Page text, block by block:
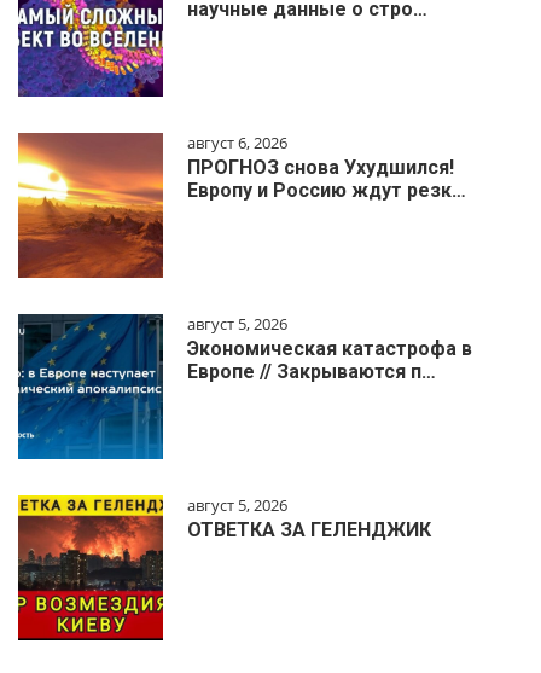
научные данные о стро…
август 6, 2026
ПРОГНОЗ снова Ухудшился!
Европу и Россию ждут резк…
август 5, 2026
Экономическая катастрофа в
Европе // Закрываются п…
август 5, 2026
ОТВЕТКА ЗА ГЕЛЕНДЖИК